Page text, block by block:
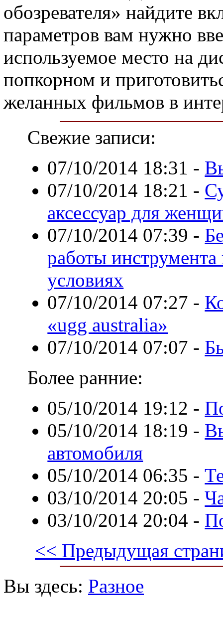
обозревателя» найдите
параметров вам нужно
используемое место на
попкорном и
желанных фильмов в
Свежие записи:
07/10/2014 18:31 -
07/10/2014 18:21 -
аксессуар для
07/10/2014 07:39 -
работы
условиях
07/10/2014 07:27 -
«ugg australia»
07/10/2014 07:07 -
Более ранние:
05/10/2014 19:12 -
05/10/2014 18:19 -
автомобиля
05/10/2014 06:35 -
03/10/2014 20:05 -
03/10/2014 20:04 -
<< Предыдущая
Вы здесь: Разное